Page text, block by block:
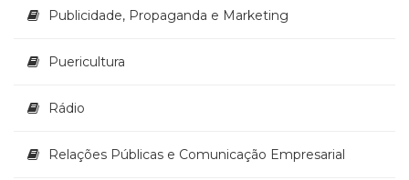
Publicidade, Propaganda e Marketing
Puericultura
Rádio
Relações Públicas e Comunicação Empresarial